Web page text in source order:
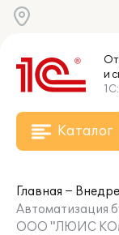
и
Каталог
Главная
Автоматизация
ООО "ЛЮИС КОМ"